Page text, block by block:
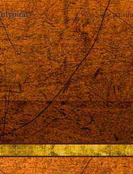
– Worldwide